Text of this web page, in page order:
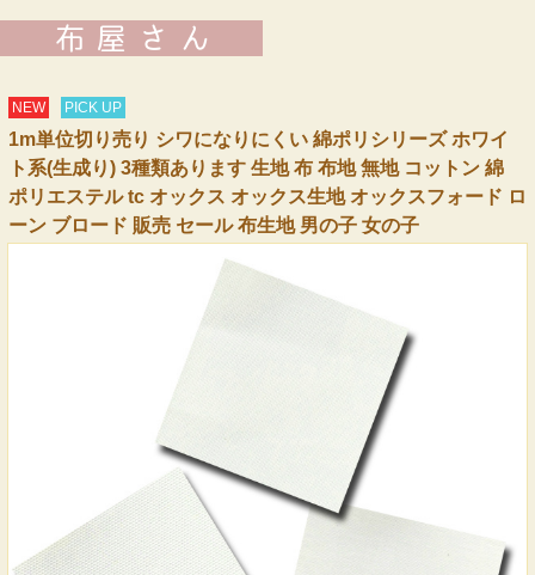
NEW PICK UP
1m単位切り売り シワになりにくい 綿ポリシリーズ ホワイ
ト系(生成り) 3種類あります 生地 布 布地 無地 コットン 綿
ポリエステル tc オックス オックス生地 オックスフォード ロ
ーン ブロード 販売 セール 布生地 男の子 女の子